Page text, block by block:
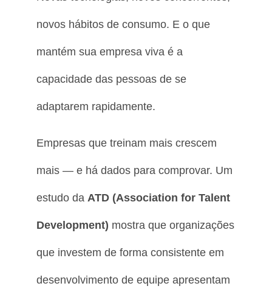
novos hábitos de consumo. E o que
mantém sua empresa viva é a
capacidade das pessoas de se
adaptarem rapidamente.
Empresas que treinam mais crescem
mais — e há dados para comprovar. Um
estudo da ATD (Association for Talent
Development) mostra que organizações
que investem de forma consistente em
desenvolvimento de equipe apresentam